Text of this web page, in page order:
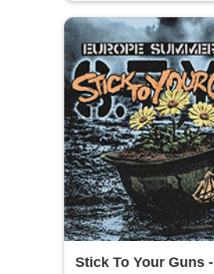
Stick To Your Guns -